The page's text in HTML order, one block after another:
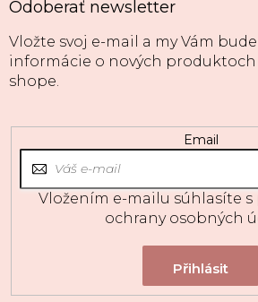
Odoberať newsletter
Vložte svoj e-mail a my Vám
informácie o nových produktoch
shope.
Email
Vložením e-mailu súhlasíte s
ochrany osobných